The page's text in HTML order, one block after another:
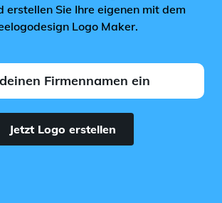
erstellen Sie Ihre eigenen mit dem
Logo Maker.
Jetzt Logo erstellen